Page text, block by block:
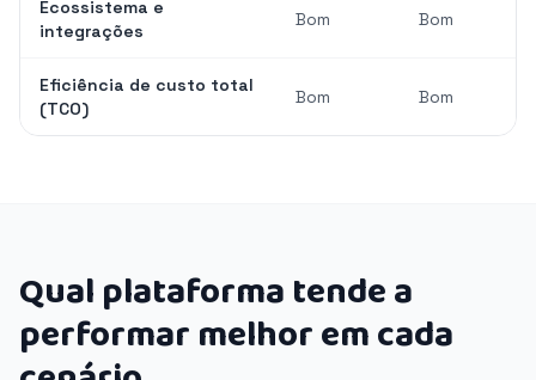
Ecossistema e
integrações
Bom Bom
Eficiência de custo total
(TCO)
Bom Bom
Qual plataforma tende a
performar melhor em cada